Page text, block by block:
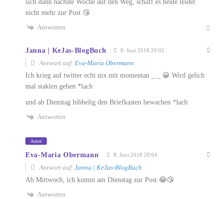
sich dann nächste Woche auf den Weg, schaff es heute leider
nicht mehr zur Post 😘
Antworten
Janna | KeJas-BlogBuch 8. Juni 2018 20:02
Antwort auf Eva-Maria Obermann
Ich krieg auf twitter echt nix mit momentan _._ 😀 Wird gelich
mal staklen gehen *lach
und ab Dienstag hibbelig den Briefkasten bewachen *lach
Antworten
Autor
Eva-Maria Obermann 8. Juni 2018 20:04
Antwort auf Janna | KeJas-BlogBuch
Ab Mittwoch, ich komm am Dienstag zur Post 😂😘
Antworten